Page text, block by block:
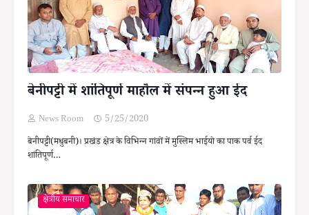
बेनीपट्टी में शांतिपूर्ण माहौल में संपन्न हुआ ईद
News Room
5/25/2020
बेनीपट्टी(मधुबनी)। प्रखंड क्षेत्र के विभिन्न गांवों में मुस्लिम भाईयो का पाक पर्व ईद
शांतिपूर्ण…
क्षेत्रीय समाचार